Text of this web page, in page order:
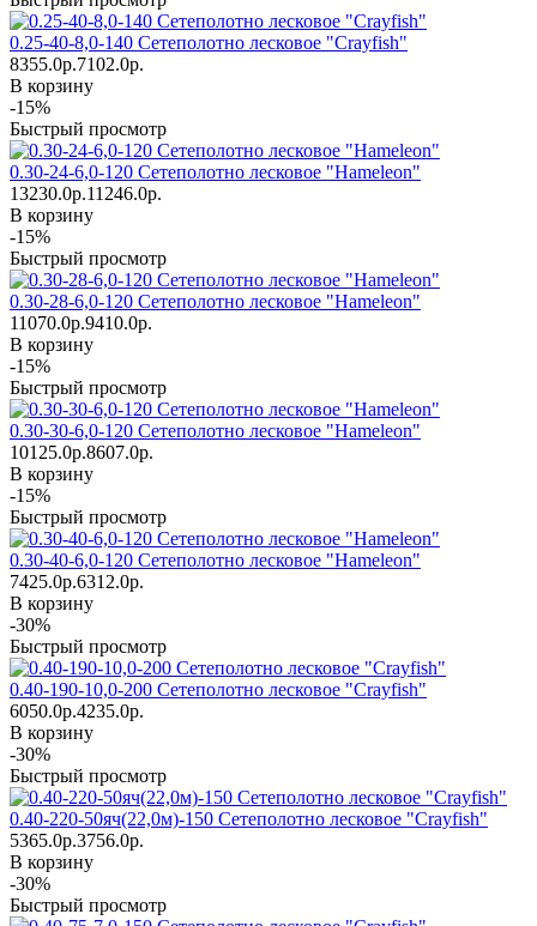
0.25-40-8,0-140 Сетеполотно лесковое "Crayfish"
8355.0р.7102.0р.
В корзину
-15%
Быстрый просмотр
0.30-24-6,0-120 Сетеполотно лесковое "Hameleon"
13230.0р.11246.0р.
В корзину
-15%
Быстрый просмотр
0.30-28-6,0-120 Сетеполотно лесковое "Hameleon"
11070.0р.9410.0р.
В корзину
-15%
Быстрый просмотр
0.30-30-6,0-120 Сетеполотно лесковое "Hameleon"
10125.0р.8607.0р.
В корзину
-15%
Быстрый просмотр
0.30-40-6,0-120 Сетеполотно лесковое "Hameleon"
7425.0р.6312.0р.
В корзину
-30%
Быстрый просмотр
0.40-190-10,0-200 Сетеполотно лесковое "Crayfish"
6050.0р.4235.0р.
В корзину
-30%
Быстрый просмотр
0.40-220-50яч(22,0м)-150 Сетеполотно лесковое "Crayfish"
5365.0р.3756.0р.
В корзину
-30%
Быстрый просмотр